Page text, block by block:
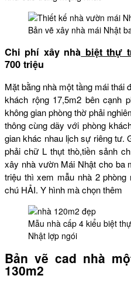
Bản vẽ xây nhà mái Nhật
Chi phí xây nhà biệt thự
700 triệu
Mặt bằng nhà một tầng mái thái
khách rộng 17,5m2 bên cạnh
không gian phòng thờ phải
thông cùng dãy với phòng
gian khác nhau lịch sự riêng tư.
phải chữ L thụt thò,tiền sảnh
xây nhà vườn Mái Nhật cho ba
triệu thì xem mẫu nhà 2
chú HẢI. Y hình mà chọn thêm
Mẫu nhà cấp 4 kiểu biệt
Nhật lợp ngói
Bản vẽ cad nhà
130m2